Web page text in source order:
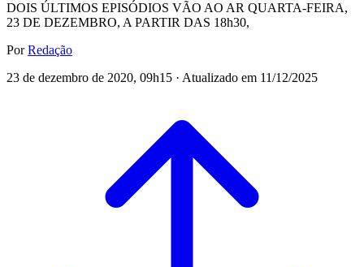
DOIS ÚLTIMOS EPISÓDIOS VÃO AO AR QUARTA-FEIRA,
23 DE DEZEMBRO, A PARTIR DAS 18h30,
PorRedação
23 de dezembro de 2020, 09h15 · Atualizado em 11/12/2025